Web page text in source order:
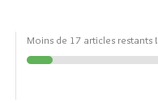
Moins de 17 articles restants !